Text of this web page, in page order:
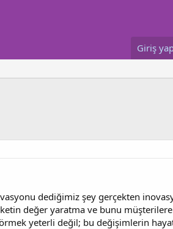
Giriş
dediğimiz şey gerçekten
değer yaratma ve bunu
yeterli değil; bu değişimlerin